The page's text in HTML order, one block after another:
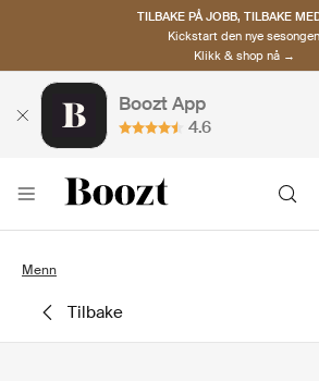
TILBAKE PÅ JOBB, TILBAKE
Kickstart den nye sesongen
Klikk & shop nå →
Boozt App
4.6
Menn
tilbake